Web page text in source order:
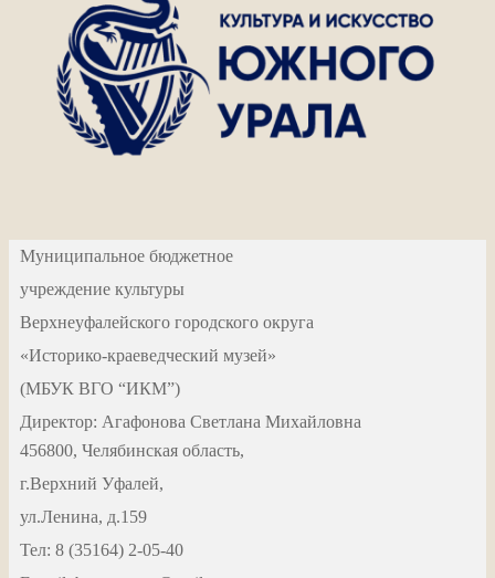
Муниципальное бюджетное
учреждение культуры
Верхнеуфалейского городского округа
«Историко-краеведческий музей»
(МБУК ВГО “ИКМ”)
Директор: Агафонова Светлана Михайловна
456800, Челябинская область,
г.Верхний Уфалей,
ул.Ленина, д.159
Тел: 8 (35164) 2-05-40